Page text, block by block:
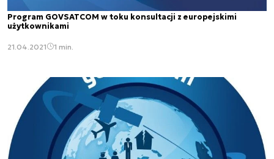
Program GOVSATCOM w toku konsultacji z europejskimi
użytkownikami
21.04.2021 1 min.